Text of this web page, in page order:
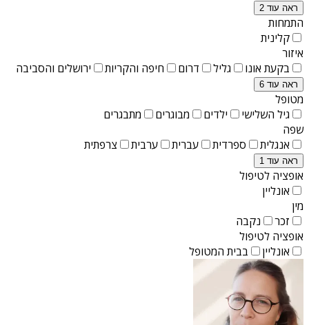
ראה עוד 2
התמחות
קלינית
איזור
בקעת אונו
גליל דרום חיפה והקריות ירושלים והסביבה
ראה עוד 6
מטופל
גיל השלישי
ילדים מבוגרים
מתבגרים
שפה
אנגלית
ספרדית עברית ערבית צרפתית
ראה עוד 1
אופציה לטיפול
אונליין
מין
זכר
נקבה
אופציה לטיפול
אונליין
בבית המטופל